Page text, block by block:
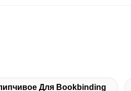
Для Bookbinding